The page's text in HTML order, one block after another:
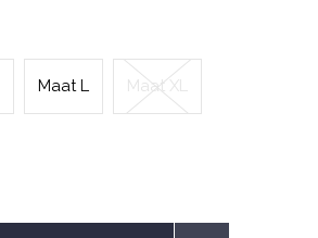
Maat L Maat XL